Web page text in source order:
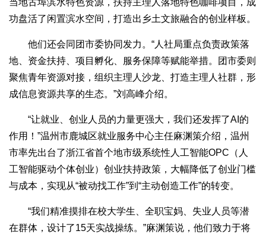
当地古埠滨水特色资源，扶持主理人落地特色咖啡项目，成
功盘活了闲置滨水空间，打造出乡土文旅融合的创业样板。
他们还会同团市委协同发力。“人社局重点负责政策落
地、资金扶持、项目孵化、服务保障等赋能举措。团市委则
聚焦青年资源对接，组织主理人沙龙、打造主理人社群，形
成信息资源共享的生态。”刘高峰介绍。
“让就业、创业人员的力量更强大，我们还发挥了AI的
作用！”温州市鹿城区就业服务中心主任麻渊策介绍，温州
市率先出台了浙江省首个地市级系统性人工智能OPC（人
工智能驱动个体创业）创业扶持政策，大幅降低了创业门槛
与成本，实现从“被动找工作”到“主动创造工作”的转变。
“我们精准摸排在校大学生、全职宝妈、失业人员等潜
在群体，设计了15天实战操练。”麻渊策说，他们致力于将